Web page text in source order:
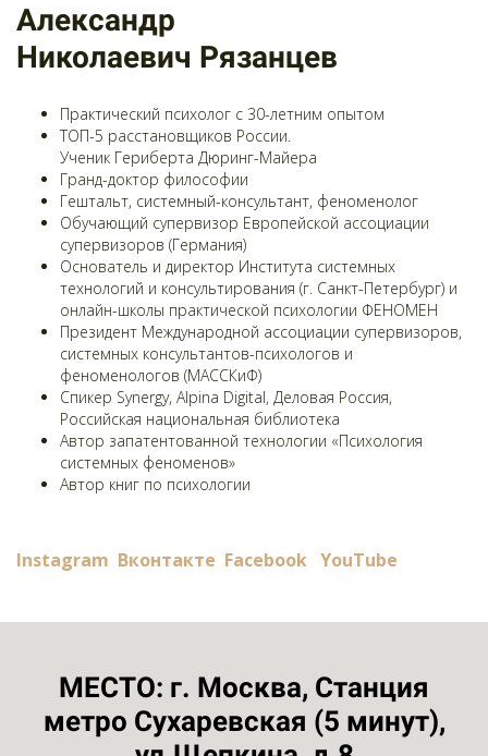
Александр
Николаевич Рязанцев
Практический психолог с 30-летним опытом
ТОП-5 расстановщиков России.
Ученик Гериберта Дюринг-Майера
Гранд-доктор философии
Гештальт, системный-консультант, феноменолог
Обучающий супервизор Европейской ассоциации
супервизоров (Германия)
Основатель и директор Института системных
технологий и консультирования (г. Санкт-Петербург) и
онлайн-школы практической психологии ФЕНОМЕН
Президент Международной ассоциации супервизоров,
системных консультантов-психологов и
феноменологов (МАССКиФ)
Спикер Synergy, Alpina Digital, Деловая Россия,
Российская национальная библиотека
Автор запатентованной технологии «Психология
системных феноменов»
Автор книг по психологии
Instagram Вконтакте Facebook YouTube
МЕСТО: г. Москва, Станция
метро Сухаревская (5 минут),